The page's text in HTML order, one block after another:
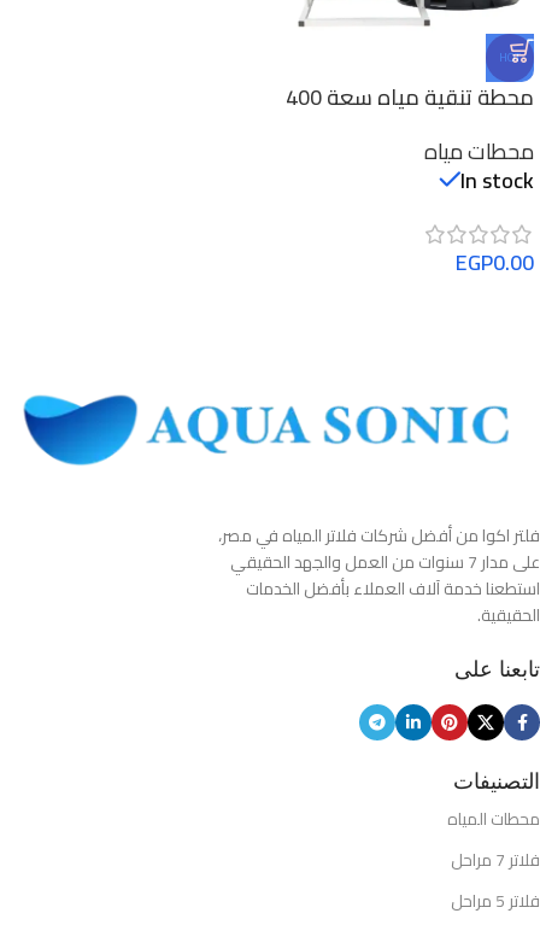
HOT
محطة تنقية مياه سعة 400
محطات مياه
In stock
EGP0.00
فلتر اكوا من أفضل شركات فلاتر المياه في مصر،
على مدار 7 سنوات من العمل والجهد الحقيقي
استطعنا خدمة آلاف العملاء بأفضل الخدمات
الحقيقية.
تابعنا على
التصنيفات
محطات المياه
فلاتر 7 مراحل
فلاتر 5 مراحل